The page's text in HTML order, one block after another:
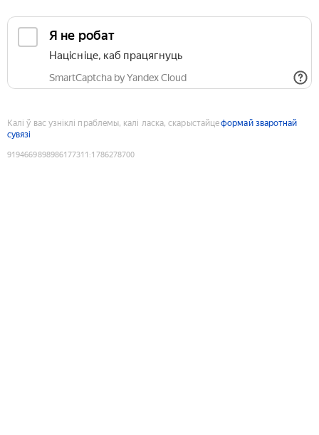
Я не робат
Націсніце, каб працягнуць
SmartCaptcha by Yandex Cloud
Калі ў вас узніклі праблемы, калі ласка, скарыстайцеформай зваротнай
сувязі
9194669898986177311 :1786278700